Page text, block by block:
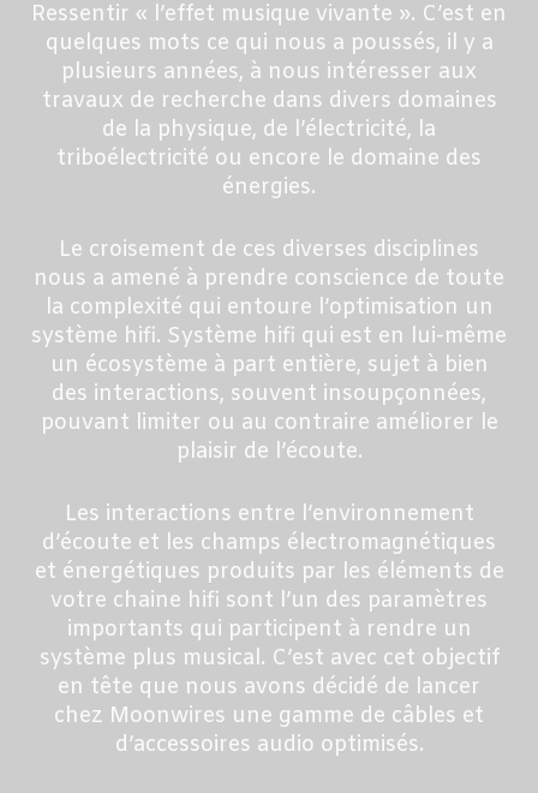
Ressentir « l’effet musique vivante ». C’est en
quelques mots ce qui nous a poussés, il y a
plusieurs années, à nous intéresser aux
travaux de recherche dans divers domaines
de la physique, de l’électricité, la
triboélectricité ou encore le domaine des
énergies.
Le croisement de ces diverses disciplines
nous a amené à prendre conscience de toute
la complexité qui entoure l’optimisation un
système hifi. Système hifi qui est en lui-même
un écosystème à part entière, sujet à bien
des interactions, souvent insoupçonnées,
pouvant limiter ou au contraire améliorer le
plaisir de l’écoute.
Les interactions entre l’environnement
d’écoute et les champs électromagnétiques
et énergétiques produits par les éléments de
votre chaine hifi sont l’un des paramètres
importants qui participent à rendre un
système plus musical. C’est avec cet objectif
en tête que nous avons décidé de lancer
chez Moonwires une gamme de câbles et
d’accessoires audio optimisés.